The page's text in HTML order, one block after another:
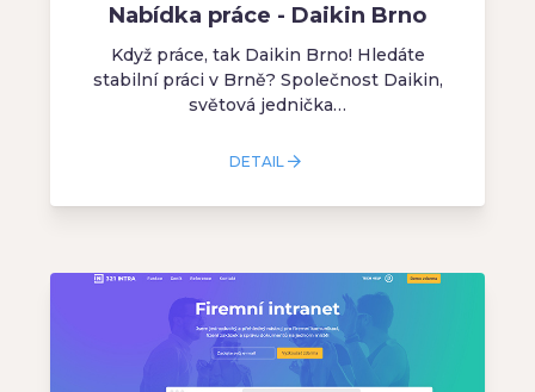
Nabídka práce - Daikin Brno
Když práce, tak Daikin Brno! Hledáte
stabilní práci v Brně? Společnost Daikin,
světová jednička…
DETAIL